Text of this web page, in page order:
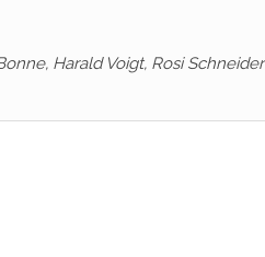
Harald Voigt, Rosi Schneider